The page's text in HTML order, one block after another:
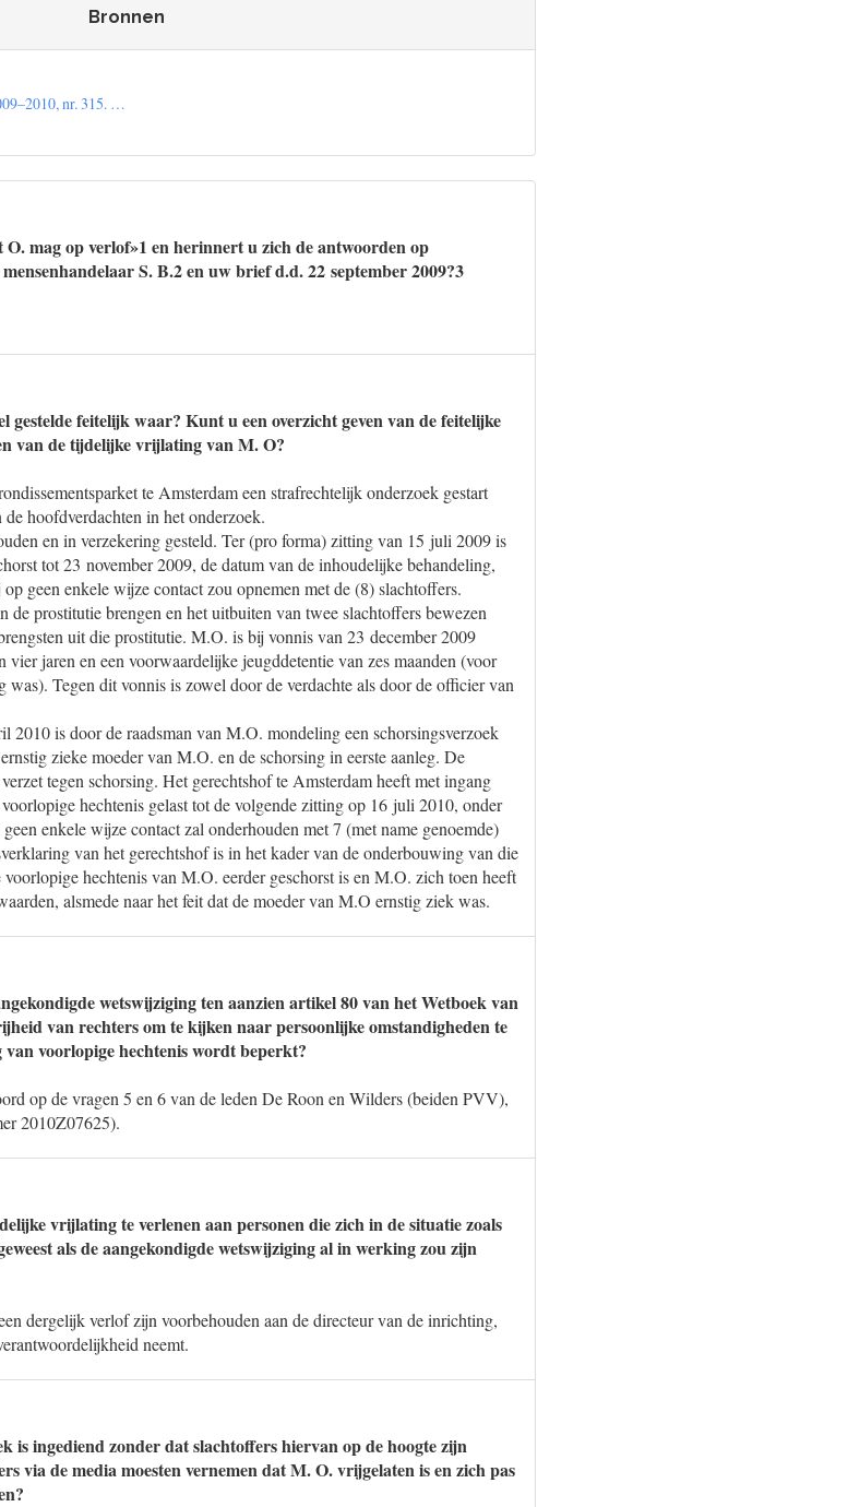
Bronnen
nr. 315. …
mag op verlof»1 en herinnert u zich de antwoorden op
S. B.2 en uw brief d.d. 22 september 2009?3
gestelde feitelijk waar? Kunt u een overzicht geven van de feitelijke
van de tijdelijke vrijlating van M. O?
te Amsterdam een strafrechtelijk onderzoek gestart
hoofdverdachten in het onderzoek.
en in verzekering gesteld. Ter (pro forma) zitting van 15 juli 2009 is
tot 23 november 2009, de datum van de inhoudelijke behandeling,
geen enkele wijze contact zou opnemen met de (8) slachtoffers.
de prostitutie brengen en het uitbuiten van twee slachtoffers bewezen
uit die prostitutie. M.O. is bij vonnis van 23 december 2009
vier jaren en een voorwaardelijke jeugddetentie van zes maanden (voor
Tegen dit vonnis is zowel door de verdachte als door de officier van
2010 is door de raadsman van M.O. mondeling een schorsingsverzoek
zieke moeder van M.O. en de schorsing in eerste aanleg. De
tegen schorsing. Het gerechtshof te Amsterdam heeft met ingang
hechtenis gelast tot de volgende zitting op 16 juli 2010, onder
enkele wijze contact zal onderhouden met 7 (met name genoemde)
van het gerechtshof is in het kader van de onderbouwing van die
hechtenis van M.O. eerder geschorst is en M.O. zich toen heeft
alsmede naar het feit dat de moeder van M.O ernstig ziek was.
wetswijziging ten aanzien artikel 80 van het Wetboek van
van rechters om te kijken naar persoonlijke omstandigheden te
voorlopige hechtenis wordt beperkt?
op de vragen 5 en 6 van de leden De Roon en Wilders (beiden PVV),
2010Z07625).
vrijlating te verlenen aan personen die zich in de situatie zoals
als de aangekondigde wetswijziging al in werking zou zijn
dergelijk verlof zijn voorbehouden aan de directeur van de inrichting,
neemt.
is ingediend zonder dat slachtoffers hiervan op de hoogte zijn
via de media moesten vernemen dat M. O. vrijgelaten is en zich pas